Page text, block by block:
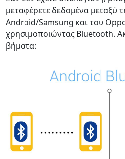
μεταφέρετε δεδομένα μεταξύ
Android/Samsung και του
χρησιμοποιώντας Bluetooth.
βήματα: